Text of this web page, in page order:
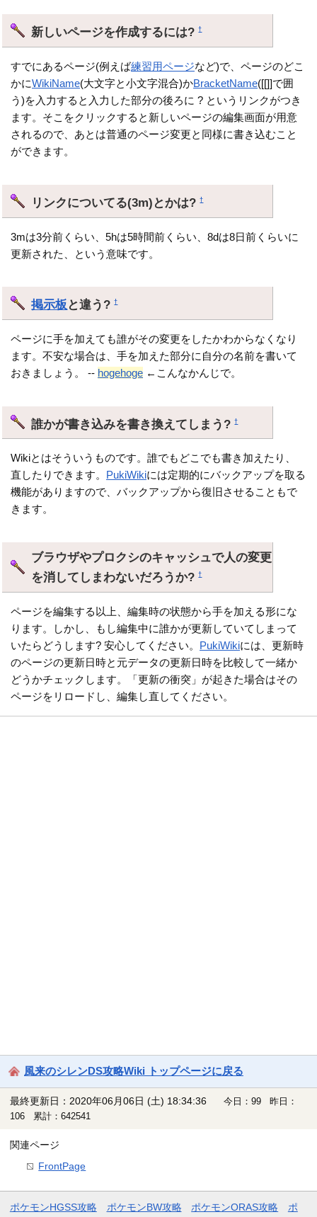
新しいページを作成するには?†
すでにあるページ(例えば練習用ページなど)で、ページのどこ
かにWikiName(大文字と小文字混合)かBracketName([[]]で囲
う)を入力すると入力した部分の後ろに ? というリンクがつき
ます。そこをクリックすると新しいページの編集画面が用意
されるので、あとは普通のページ変更と同様に書き込むこと
ができます。
リンクについてる(3m)とかは?†
3mは3分前くらい、5hは5時間前くらい、8dは8日前くらいに
更新された、という意味です。
掲示板 と違う?†
ページに手を加えても誰がその変更をしたかわからなくなり
ます。不安な場合は、手を加えた部分に自分の名前を書いて
おきましょう。 -- hogehoge ←こんなかんじで。
誰かが書き込みを書き換えてしまう?†
Wikiとはそういうものです。誰でもどこでも書き加えたり、
直したりできます。 PukiWikiには定期的にバックアップを取る
機能がありますので、バックアップから復旧させることもで
きます。
ブラウザやプロクシのキャッシュで人の変更
を消してしまわないだろうか?†
ページを編集する以上、編集時の状態から手を加える形にな
ります。しかし、もし編集中に誰かが更新していてしまって
いたらどうします? 安心してください。 PukiWikiには、更新時
のページの更新日時と元データの更新日時を比較して一緒か
どうかチェックします。「更新の衝突」が起きた場合はその
ページをリロードし、編集し直してください。
風来のシレンDS攻略Wiki トップページに戻る
最終更新日：2020年06月06日 (土) 18:34:36
今日：99 昨日：
106 累計：642541
関連ページ
FrontPage
ポケモンHGSS攻略 ポケモンBW攻略 ポケモンORAS攻略 ポ